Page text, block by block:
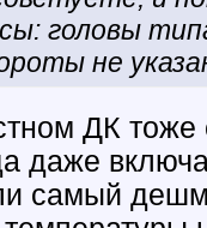
головы
не
ДК тоже
даже
самый